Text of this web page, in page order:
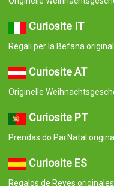
Curiosite IT
Regali per la Befana
Curiosite AT
Originelle
Curiosite PT
Prendas do Pai Natal
Curiosite ES
Regalos de Reyes